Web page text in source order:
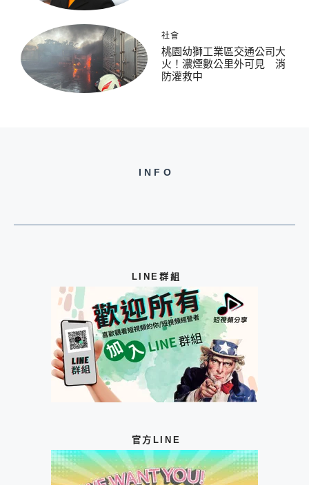
社會
桃園幼獅工業區交通公司大
火！濃煙數公里外可見 消
防灌救中
INFO
LINE群組
官方LINE